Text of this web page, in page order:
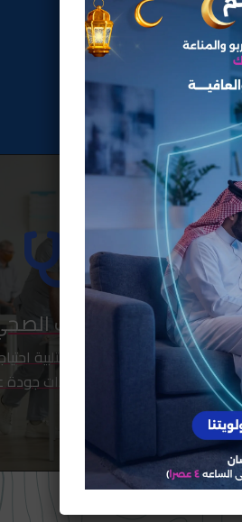
التثقيف
حلول مبتكرة وفعالة لتلبية
خلال رعاية ذات جودة